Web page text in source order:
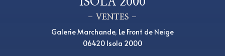
– VENTES –
Galerie Marchande, Le Front de Neige
06420 Isola 2000